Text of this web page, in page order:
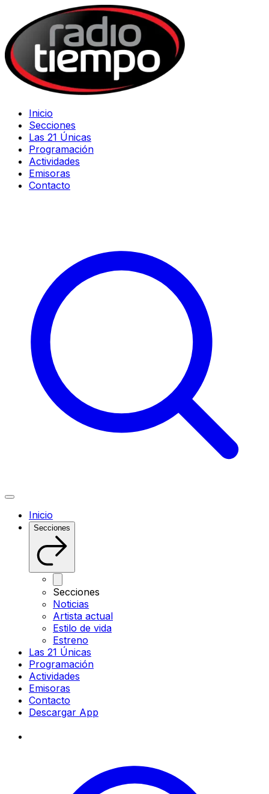
Inicio
Secciones
Las 21 Únicas
Programación
Actividades
Emisoras
Contacto
Inicio
Secciones
Secciones
Noticias
Artista actual
Estilo de vida
Estreno
Las 21 Únicas
Programación
Actividades
Emisoras
Contacto
Descargar App